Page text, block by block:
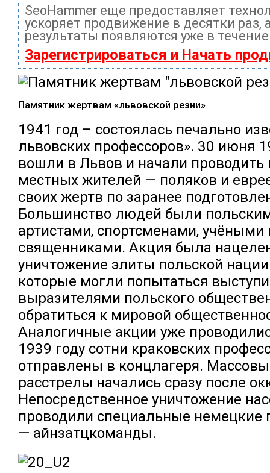
SeoHammer еще предоставляет
ускоряет продвижение в десятки раз,
результаты появляются уже в
Зарегистрироваться и Начать
Памятник жертвам «львовской резни»
1941 год – состоялась печально
львовских профессоров». 30 июня
вошли в Львов и начали проводить
местных жителей — поляков и
своих жертв по заранее
Большинство людей были
артистами, спортсменами, учёными
священниками. Акция была
уничтожение элиты польской
которые могли попытаться
выразителями польского
обратиться к мировой
Аналогичные акции уже
1939 году сотни краковских
отправлены в концлагеря.
расстрелы начались сразу после
Непосредственное уничтожение
проводили специальные немецкие
— айнзатцкоманды.